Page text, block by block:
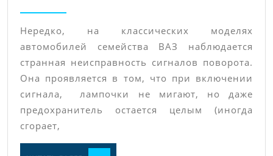
при
включении
поворотов.
Нередко, на классических моделях
автомобилей семейства ВАЗ наблюдается
странная неисправность сигналов поворота.
Она проявляется в том, что при включении
сигнала, лампочки не мигают, но даже
предохранитель остается целым (иногда
сгорает,